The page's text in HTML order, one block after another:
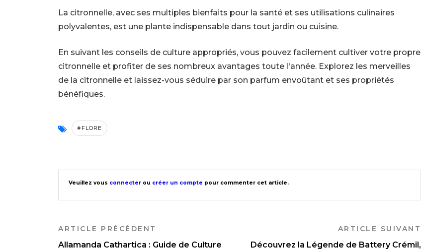
La citronnelle, avec ses multiples bienfaits pour la santé et ses utilisations culinaires
polyvalentes, est une plante indispensable dans tout jardin ou cuisine.
En suivant les conseils de culture appropriés, vous pouvez facilement cultiver votre propre
citronnelle et profiter de ses nombreux avantages toute l'année. Explorez les merveilles
de la citronnelle et laissez-vous séduire par son parfum envoûtant et ses propriétés
bénéfiques.
#FLORE
Veuillez vous connecter ou créer un compte pour commenter cet article.
ARTICLE PRÉCÉDENT
Allamanda Cathartica : Guide de Culture
ARTICLE SUIVANT
Découvrez la Légende de Battery Crémil,